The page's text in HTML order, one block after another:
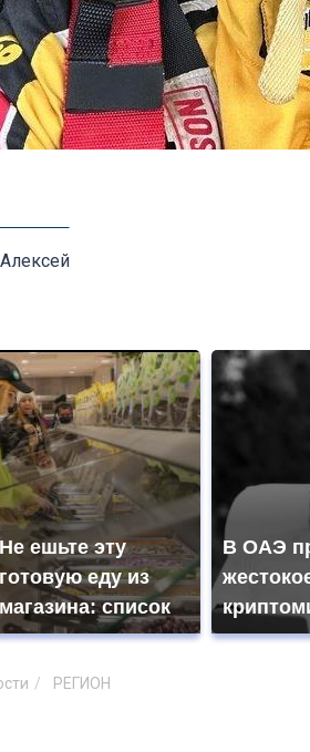
Не ешьте эту
готовую еду из
магазина: список
В ОАЭ
РЕГИОН